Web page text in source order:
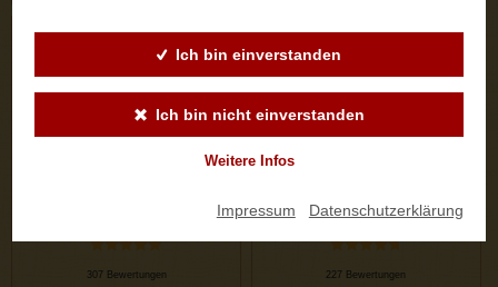
Ich bin einverstanden
Ich bin nicht einverstanden
Weitere Infos
Impressum Datenschutzerklärung
307 Bewertungen 227 Bewertungen